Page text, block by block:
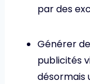
par des
Générer
publicités
désormais